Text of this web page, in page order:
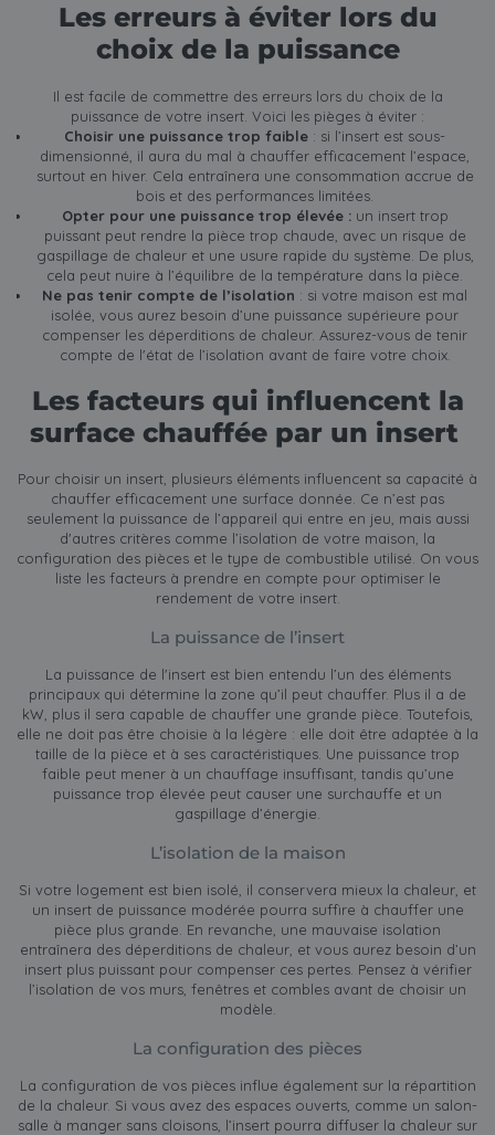
Les erreurs à éviter lors du
choix de la puissance
Il est facile de commettre des erreurs lors du choix de la
puissance de votre insert. Voici les pièges à éviter :
Choisir une puissance trop faible : si l’insert est sous-
dimensionné, il aura du mal à chauffer efficacement l’espace,
surtout en hiver. Cela entraînera une consommation accrue de
bois et des performances limitées.
Opter pour une puissance trop élevée :un insert trop
puissant peut rendre la pièce trop chaude, avec un risque de
gaspillage de chaleur et une usure rapide du système. De plus,
cela peut nuire à l’équilibre de la température dans la pièce.
Ne pas tenir compte de l’isolation : si votre maison est mal
isolée, vous aurez besoin d’une puissance supérieure pour
compenser les déperditions de chaleur. Assurez-vous de tenir
compte de l'état de l’isolation avant de faire votre choix.
Les facteurs qui influencent la
surface chauffée par un insert
Pour choisir un insert, plusieurs éléments influencent sa capacité à
chauffer efficacement une surface donnée. Ce n’est pas
seulement la puissance de l’appareil qui entre en jeu, mais aussi
d'autres critères comme l’isolation de votre maison, la
configuration des pièces et le type de combustible utilisé. On vous
liste les facteurs à prendre en compte pour optimiser le
rendement de votre insert.
La puissance de l’insert
La puissance de l'insert est bien entendu l’un des éléments
principaux qui détermine la zone qu’il peut chauffer. Plus il a de
kW, plus il sera capable de chauffer une grande pièce. Toutefois,
elle ne doit pas être choisie à la légère : elle doit être adaptée à la
taille de la pièce et à ses caractéristiques. Une puissance trop
faible peut mener à un chauffage insuffisant, tandis qu’une
puissance trop élevée peut causer une surchauffe et un
gaspillage d’énergie.
L’isolation de la maison
Si votre logement est bien isolé, il conservera mieux la chaleur, et
un insert de puissance modérée pourra suffire à chauffer une
pièce plus grande. En revanche, une mauvaise isolation
entraînera des déperditions de chaleur, et vous aurez besoin d’un
insert plus puissant pour compenser ces pertes. Pensez à vérifier
l’isolation de vos murs, fenêtres et combles avant de choisir un
modèle.
La configuration des pièces
La configuration de vos pièces influe également sur la répartition
de la chaleur. Si vous avez des espaces ouverts, comme un salon-
salle à manger sans cloisons, l’insert pourra diffuser la chaleur sur